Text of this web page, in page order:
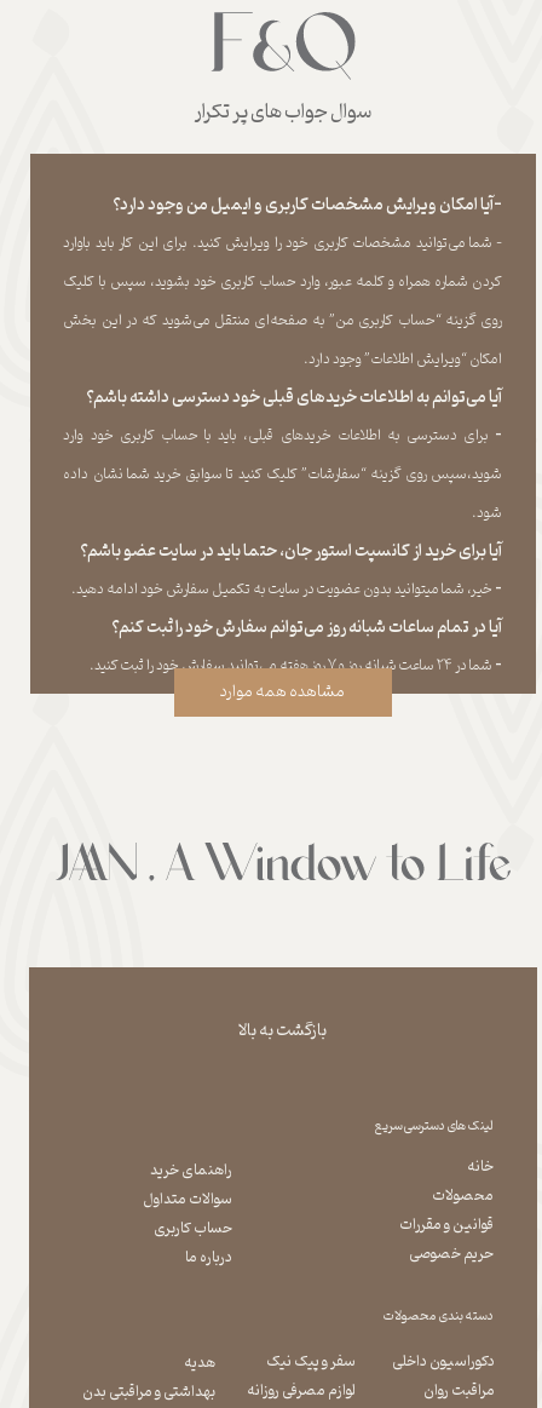
سوال جواب های پر تکرار
-آیا امکان ویرایش مشخصات کاربری و ایمیل من وجود دارد؟
- شما می‏‌توانید مشخصات کاربری خود را ویرایش کنید. برای این کار باید باوارد
کردن شماره همراه و کلمه عبور، وارد حساب کاربری خود بشوید، سپس با کلیک
روی گزینه “حساب کاربری من” به صفحه‏‌ای منتقل می‏‌شوید که در این بخش
امکان “ویرایش اطلاعات” وجود دارد.​​​​​​​
آیا می‌‏توانم به اطلاعات خریدهای قبلی خود دسترسی داشته باشم؟
​​​​​​​- برای دسترسی به اطلاعات خریدهای قبلی، باید با حساب کاربری خود وارد
شوید،سپس روی گزینه “سفارشات” کلیک کنید تا سوابق خرید شما نشان داده
‏شود.​​​​​​​
آیا برای خرید از کانسپت استور جان، حتما باید در سایت عضو باشم؟
​​​​​​​- خیر، شما میتوانید بدون عضویت در سایت به تکمیل سفارش خود ادامه دهید.​​​​​​​
آیا در تمام ساعات شبانه روز می‌توانم سفارش خود را ثبت کنم؟
​​​​​​​​​​​​​​- شما در ۲۴ ساعت شبانه روز و ۷ روز هفته می‌‏توانید سفارش خود را ثبت کنید.
مشاهده همه موارد
بازگشت به بالا
لینک های دسترسی سریع
دسته بندی محصولات
خانه
محصولات
قوانین و مقررات
حریم خصوصی
راهنمای خرید
سوالات متداول
حساب کاربری
درباره ما
دکوراسیون داخلی
مراقبت روان
سفر و پیک نیک
لوازم مصرفی روزانه
هدیه
بهداشتی و مراقبتی بدن